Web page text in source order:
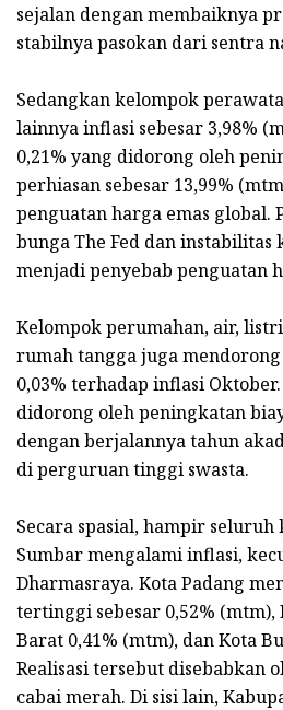
sejalan dengan membaiknya
stabilnya pasokan dari sentra
Sedangkan kelompok
lainnya inflasi sebesar 3,98%
0,21% yang didorong oleh
perhiasan sebesar 13,99%
penguatan harga emas global.
bunga The Fed dan
menjadi penyebab penguatan
Kelompok perumahan, air,
rumah tangga juga
0,03% terhadap inflasi
didorong oleh peningkatan
dengan berjalannya tahun
di perguruan tinggi swasta.
Secara spasial, hampir
Sumbar mengalami inflasi,
Dharmasraya. Kota Padang
tertinggi sebesar 0,52% (mtm),
Barat 0,41% (mtm), dan Kota
Realisasi tersebut disebabkan
cabai merah. Di sisi lain,